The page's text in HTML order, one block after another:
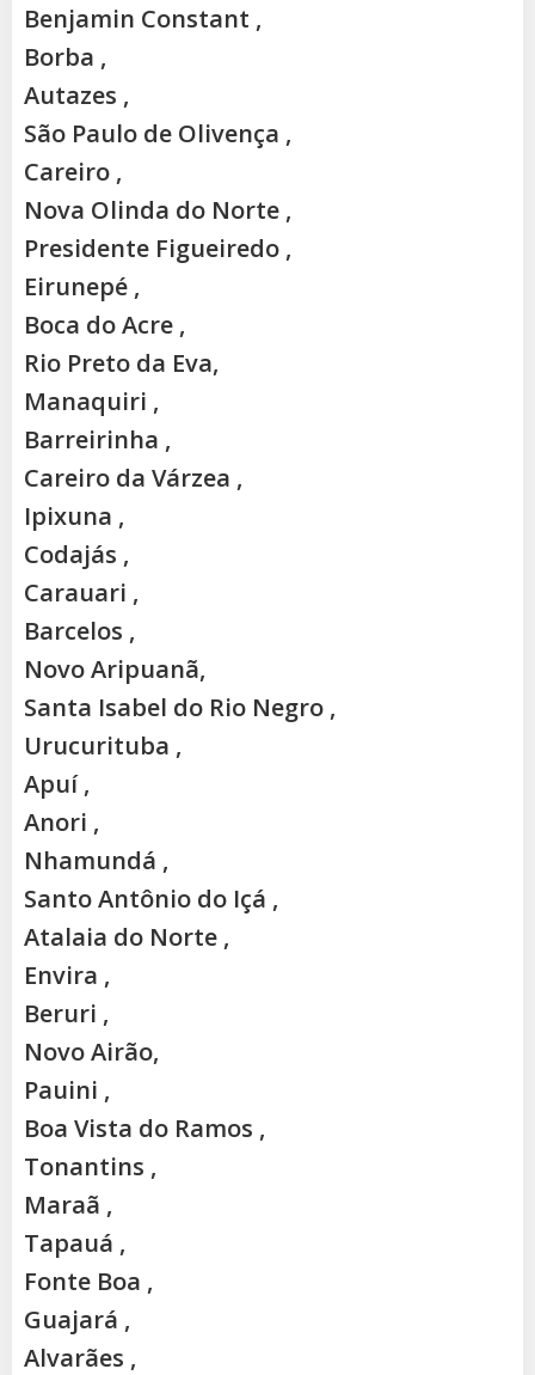
Benjamin Constant ,
Borba ,
Autazes ,
São Paulo de Olivença ,
Careiro ,
Nova Olinda do Norte ,
Presidente Figueiredo ,
Eirunepé ,
Boca do Acre ,
Rio Preto da Eva,
Manaquiri ,
Barreirinha ,
Careiro da Várzea ,
Ipixuna ,
Codajás ,
Carauari ,
Barcelos ,
Novo Aripuanã,
Santa Isabel do Rio Negro ,
Urucurituba ,
Apuí ,
Anori ,
Nhamundá ,
Santo Antônio do Içá ,
Atalaia do Norte ,
Envira ,
Beruri ,
Novo Airão,
Pauini ,
Boa Vista do Ramos ,
Tonantins ,
Maraã ,
Tapauá ,
Fonte Boa ,
Guajará ,
Alvarães ,